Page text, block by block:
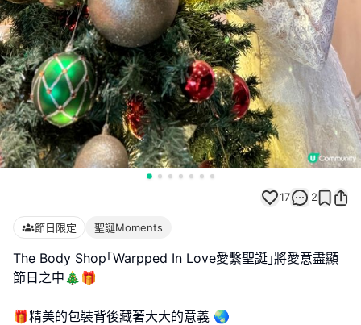
17 2
節日限定 聖誕Moments
The Body Shop｢Warpped In Love愛繫聖誕｣將愛意盡顯
節日之中🎄🎁
🎁精美的包裝背後藏著大大的意義 🌏